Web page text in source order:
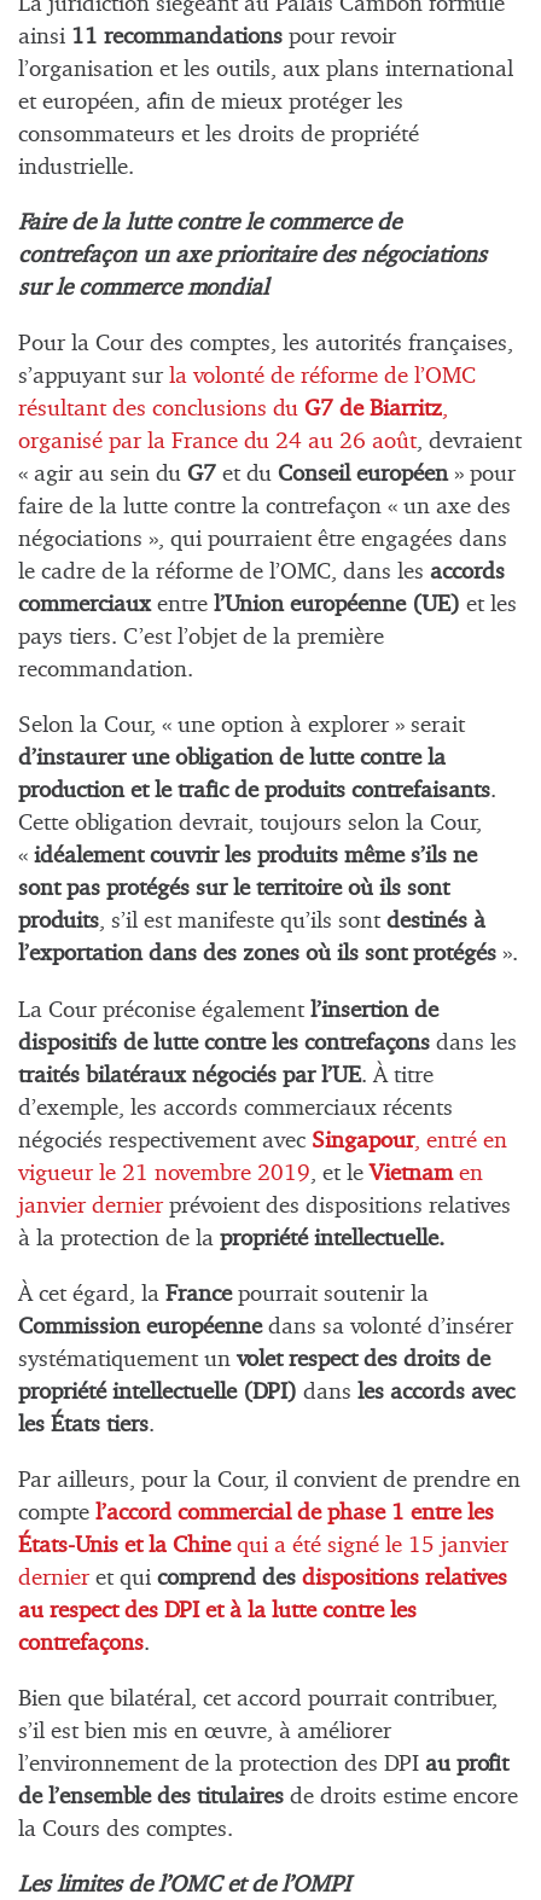
ainsi 11 recommandations pour revoir
l’organisation et les outils, aux plans international
et européen, afin de mieux protéger les
consommateurs et les droits de propriété
industrielle.
Faire de la lutte contre le commerce de
contrefaçon un axe prioritaire des négociations
sur le commerce mondial
Pour la Cour des comptes, les autorités françaises,
s’appuyant sur la volonté de réforme de l’OMC
résultant des conclusions du G7 de Biarritz,
organisé par la France du 24 au 26 août, devraient
« agir au sein du G7 et du Conseil européen» pour
faire de la lutte contre la contrefaçon « un axe des
négociations », qui pourraient être engagées dans
le cadre de la réforme de l’OMC, dans les accords
commerciauxentre l’Union européenne (UE) et les
pays tiers. C’est l’objet de la première
recommandation.
Selon la Cour, « une option à explorer » serait
d’instaurer une obligation de lutte contre la
production et le trafic de produits contrefaisants.
Cette obligation devrait, toujours selon la Cour,
« idéalement couvrir les produits même s’ils ne
sont pas protégés sur le territoire où ils sont
produits, s’il est manifeste qu’ils sont destinés à
l’exportation dans des zones où ils sont protégés ».
La Cour préconise également l’insertion de
dispositifs de lutte contre les contrefaçons dans les
traités bilatéraux négociés par l’UE. À titre
d’exemple, les accords commerciaux récents
négociés respectivement avec Singapour, entré en
vigueur le 21 novembre 2019 , et leVietnamen
janvier dernierprévoient des dispositions relatives
à la protection de la propriété intellectuelle.
À cet égard, la Francepourrait soutenir la
Commission européenne dans sa volonté d’insérer
systématiquement un volet respect des droits de
propriété intellectuelle (DPI) dans les accords avec
les États tiers.
Par ailleurs, pour la Cour, il convient de prendre en
compte l’accord commercial de phase 1 entre les
États-Unis et la Chinequi a été signé le 15 janvier
dernieret qui comprend des dispositions relatives
au respect des DPI et à la lutte contre les
contrefaçons.
Bien que bilatéral, cet accord pourrait contribuer,
s’il est bien mis en œuvre, à améliorer
l’environnement de la protection des DPI au profit
de l’ensemble des titulaires de droits estime encore
la Cours des comptes.
Les limites de l’OMC et de l’OMPI